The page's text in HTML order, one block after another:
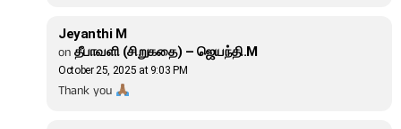
Jeyanthi M
on தீபாவளி (சிறுகதை) – ஜெயந்தி.M
October 25, 2025 at 9:03 PM
Thank you